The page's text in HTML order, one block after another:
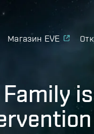
Магазин EVE